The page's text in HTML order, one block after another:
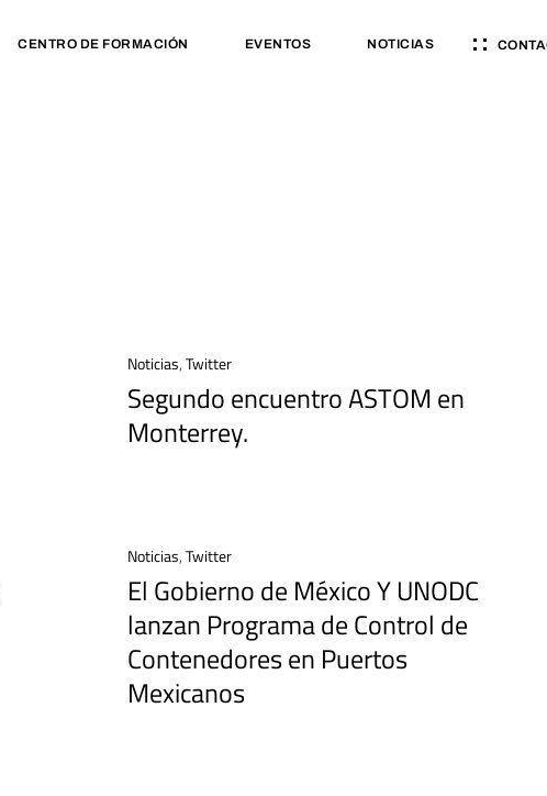
CENTRO DE FORMACIÓN EVENTOS NOTICIAS
Noticias,Twitter
Segundo encuentro ASTOM en
Monterrey.
Noticias,Twitter
El Gobierno de México Y UNODC
lanzan Programa de Control de
Contenedores en Puertos
Mexicanos